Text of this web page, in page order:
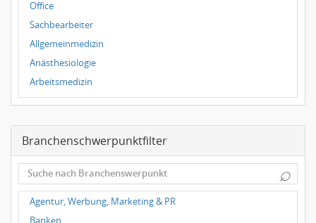
Ulm
Bielefeld
Hannover
Duisburg
Office
Sachbearbeiter
Allgemeinmedizin
Anästhesiologie
Arbeitsmedizin
Augenheilkunde
Frauenheilkunde, Geburtshilfe
Hals-Nasen-Ohrenheilkunde
Hautkrankheiten, Geschlechtskrankheiten
Hygienemedizin, Umweltmedizin
Innere Medizin
Branchenschwerpunktfilter
⌕
Agentur, Werbung, Marketing & PR